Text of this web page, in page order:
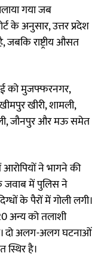
गया जब
के अनुसार, उत्तर प्रदेश
जबकि राष्ट्रीय औसत
को मुजफ्फरनगर,
खीरी, शामली,
जौनपुर और मऊ समेत
आरोपियों ने भागने की
जवाब में पुलिस ने
के पैरों में गोली लगी।
अन्य को तलाशी
दो अलग-अलग घटनाओं
स्थिर है।